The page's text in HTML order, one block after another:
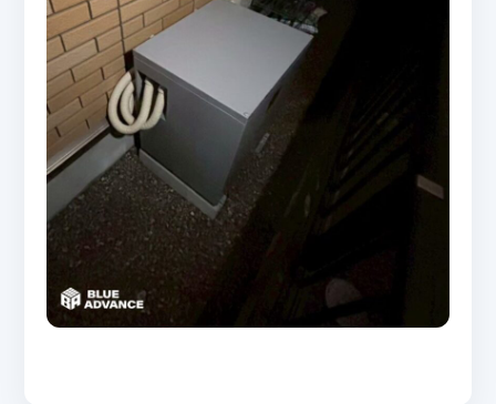
個人情報保護方針